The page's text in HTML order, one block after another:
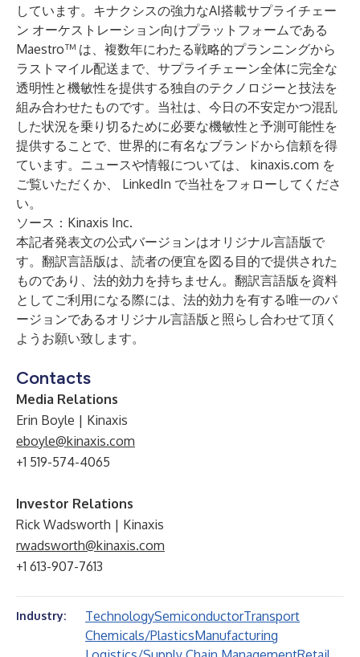
しています。キナクシスの強力なAI搭載サプライチェー
ン オーケストレーション向けプラットフォームである
Maestro™ は、複数年にわたる戦略的プランニングから
ラストマイル配送まで、サプライチェーン全体に完全な
透明性と機敏性を提供する独自のテクノロジーと技法を
組み合わせたものです。当社は、今日の不安定かつ混乱
した状況を乗り切るために必要な機敏性と予測可能性を
提供することで、世界的に有名なブランドから信頼を得
ています。ニュースや情報については、 kinaxis.com を
ご覧いただくか、 LinkedIn で当社をフォローしてくださ
い。
ソース：Kinaxis Inc.
本記者発表文の公式バージョンはオリジナル言語版で
す。翻訳言語版は、読者の便宜を図る目的で提供された
ものであり、法的効力を持ちません。翻訳言語版を資料
としてご利用になる際には、法的効力を有する唯一のバ
ージョンであるオリジナル言語版と照らし合わせて頂く
ようお願い致します。
Contacts
Media Relations
Erin Boyle | Kinaxis
eboyle@kinaxis.com
+1 519-574-4065
Investor Relations
Rick Wadsworth | Kinaxis
rwadsworth@kinaxis.com
+1 613-907-7613
Industry: TechnologySemiconductorTransport
Chemicals/PlasticsManufacturing